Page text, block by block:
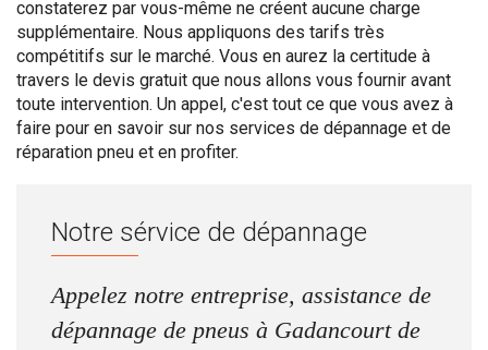
constaterez par vous-même ne créent aucune charge
supplémentaire. Nous appliquons des tarifs très
compétitifs sur le marché. Vous en aurez la certitude à
travers le devis gratuit que nous allons vous fournir avant
toute intervention. Un appel, c'est tout ce que vous avez à
faire pour en savoir sur nos services de dépannage et de
réparation pneu et en profiter.
Notre sérvice de dépannage
Appelez notre entreprise, assistance de
dépannage de pneus à Gadancourt de